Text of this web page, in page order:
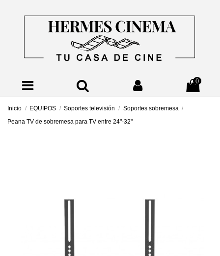
0
Inicio EQUIPOS Soportes televisión
Soportes sobremesa
Peana TV de sobremesa para TV entre 24"-32"